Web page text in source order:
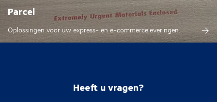
Parcel
Oplossingen voor uw express- en e-commerceleveringen.
Heeft u vragen?